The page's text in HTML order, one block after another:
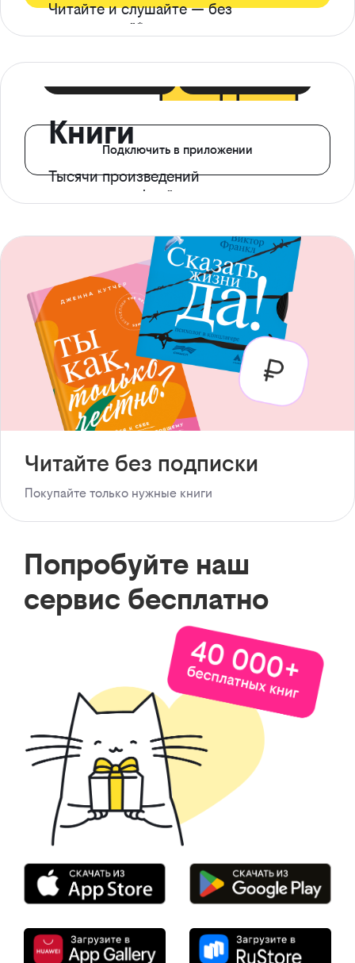
Читайте и слушайте — без
ограничений*
Книги
Тысячи произведений
с доступом офлайн
Подключить в приложении
Читайте без подписки
Покупайте только нужные книги
Попробуйте наш
сервис бесплатно